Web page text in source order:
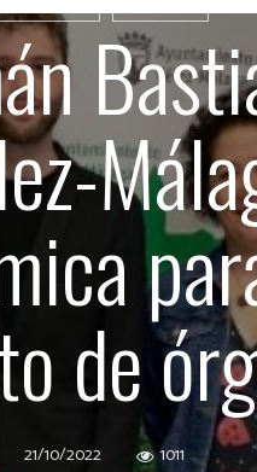
de
21/10/2022 1011